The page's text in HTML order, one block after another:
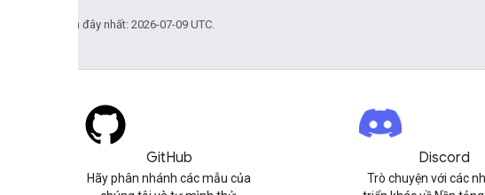
Cập nhật lần gần đây nhất: 2026-07-09 UTC.
GitHub
Hãy phân nhánh các mẫu của
Discord
Trò chuyện với các